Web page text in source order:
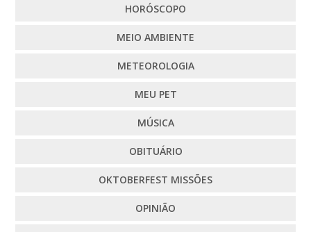
HORÓSCOPO
MEIO AMBIENTE
METEOROLOGIA
MEU PET
MÚSICA
OBITUÁRIO
OKTOBERFEST MISSÕES
OPINIÃO